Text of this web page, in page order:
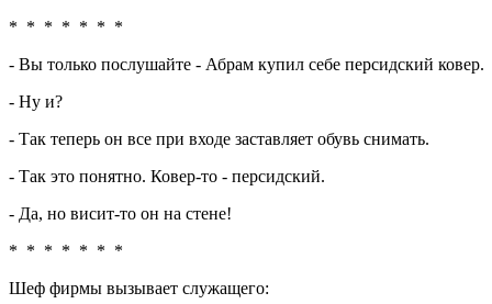
* * * * * * *
- Вы только послушайте - Абрам купил себе персидский ковер.
- Hу и?
- Так теперь он все при входе заставляет обувь снимать.
- Так это понятно. Ковер-то - персидский.
- Да, но висит-то он на стене!
* * * * * * *
Шеф фирмы вызывает служащего: